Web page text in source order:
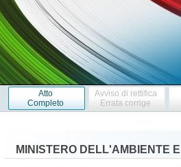
Atto
Completo
Avviso di rettifica
Errata corrige
MINISTERO DELL'AMBIENTE